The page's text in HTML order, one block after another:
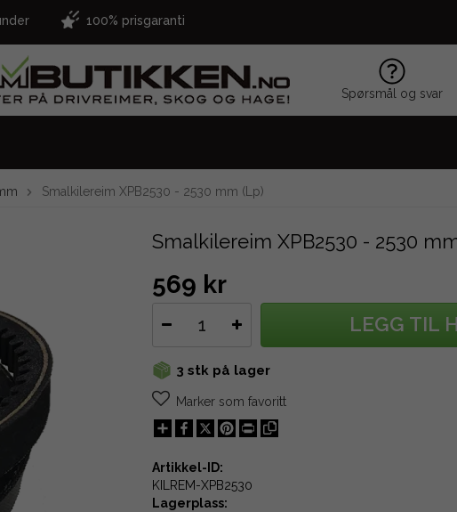
100% prisgaranti
Spørsmål og svar
Smalkilereim XPB2530 - 2530 mm (Lp)
Smalkilereim XPB2530 - 2530
569 kr
LEGG TIL
3 stk på lager
Marker som favoritt
Share
X Pinterest
Print
Artikkel-ID:
KILREM-XPB2530
Lagerplass: